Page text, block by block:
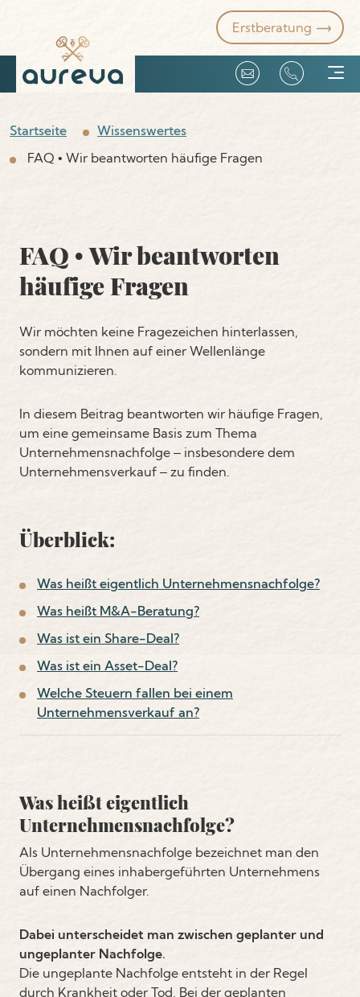
Erstberatung
Unternehmensverkauf
Über uns
Startseite
Wissenswertes
FAQ • Wir beantworten häufige Fragen
FAQ • Wir beantworten
häufige Fragen
Wir möchten keine Fragezeichen hinterlassen,
sondern mit Ihnen auf einer Wellenlänge
kommunizieren.
In diesem Beitrag beantworten wir häufige Fragen,
um eine gemeinsame Basis zum Thema
Unternehmensnachfolge – insbesondere dem
Unternehmensverkauf – zu finden.
Überblick:
Was heißt eigentlich Unternehmensnachfolge?
Was heißt M&A-Beratung?
Was ist ein Share-Deal?
Was ist ein Asset-Deal?
Welche Steuern fallen bei einem
Unternehmensverkauf an?
Was heißt eigentlich
Unternehmensnachfolge?
Als Unternehmensnachfolge bezeichnet man den
Übergang eines inhabergeführten Unternehmens
auf einen Nachfolger.
Dabei unterscheidet man zwischen geplanter und
ungeplanter Nachfolge.
Die ungeplante Nachfolge entsteht in der Regel
durch Krankheit oder Tod. Bei der geplanten